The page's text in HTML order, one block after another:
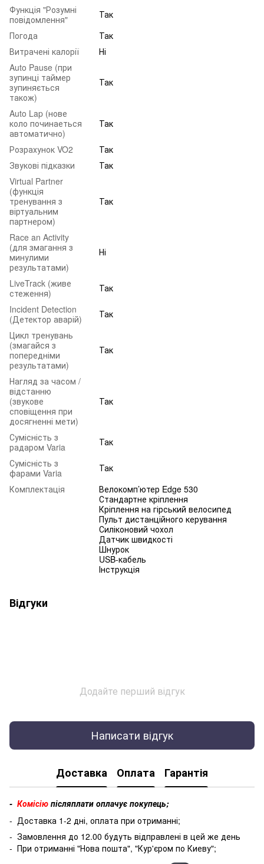
Функція "Розумні
повідомлення"
Так
Погода
Так
Витрачені калорії
Ні
Auto Pause (при
зупинці таймер
зупиняється
також)
Так
Auto Lap (нове
коло починаеться
автоматично)
Так
Розрахунок VO2
Так
Звукові підказки
Так
Virtual Partner
(функція
тренування з
віртуальним
партнером)
Так
Race an Activity
(для змагання з
минулими
результатами)
Ні
LiveTrack (живе
стеження)
Так
Incident Detection
(Детектор аварій)
Так
Цикл тренувань
(змагайся з
попередніми
результатами)
Так
Нагляд за часом /
відстанню
(звукове
сповіщення при
досягненні мети)
Так
Сумісність з
радаром Varia
Так
Сумісність з
фарами Varia
Так
Комплектація
Велокомп’ютер Edge 530
Стандартне кріплення
Кріплення на гірський велосипед
Пульт дистанційного керування
Силіконовий чохол
Датчик швидкості
Шнурок
USB-кабель
Інструкція
Відгуки
Додайте перший відгук
Написати відгук
Доставка Оплата Гарантія
- Комісію післяплати оплачує покупець;
- Доставка 1-2 дні, оплата при отриманні;
- Замовлення до 12.00 будуть відправлені в цей же день
- При отриманні "Нова пошта", "Кур'єром по Киеву";